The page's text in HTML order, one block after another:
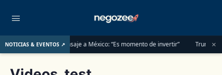
NOTICIAS & EVENTOS ↗
Carlos Slim lanza mensaje a México: “Es momento de invertir” Trump×